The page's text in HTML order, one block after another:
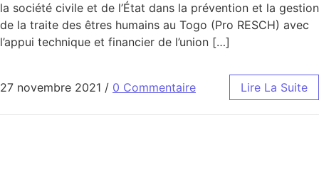
la société civile et de l’État dans la prévention et la gestion
de la traite des êtres humains au Togo (Pro RESCH) avec
l’appui technique et financier de l’union […]
27 novembre 2021 / 0 Commentaire Lire La Suite